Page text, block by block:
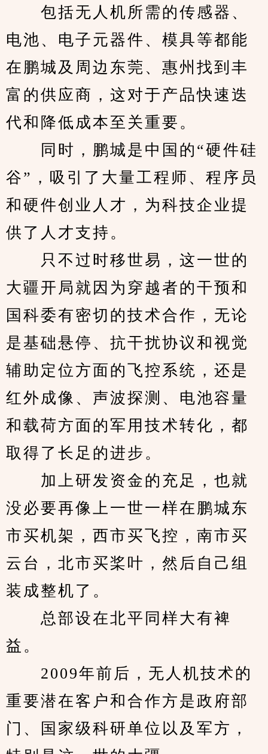
包括无人机所需的传感器、
电池、电子元器件、模具等都能
在鹏城及周边东莞、惠州找到丰
富的供应商，这对于产品快速迭
代和降低成本至关重要。
同时，鹏城是中国的“硬件硅
谷”，吸引了大量工程师、程序员
和硬件创业人才，为科技企业提
供了人才支持。
只不过时移世易，这一世的
大疆开局就因为穿越者的干预和
国科委有密切的技术合作，无论
是基础悬停、抗干扰协议和视觉
辅助定位方面的飞控系统，还是
红外成像、声波探测、电池容量
和载荷方面的军用技术转化，都
取得了长足的进步。
加上研发资金的充足，也就
没必要再像上一世一样在鹏城东
市买机架，西市买飞控，南市买
云台，北市买桨叶，然后自己组
装成整机了。
总部设在北平同样大有裨
益。
2009年前后，无人机技术的
重要潜在客户和合作方是政府部
门、国家级科研单位以及军方，